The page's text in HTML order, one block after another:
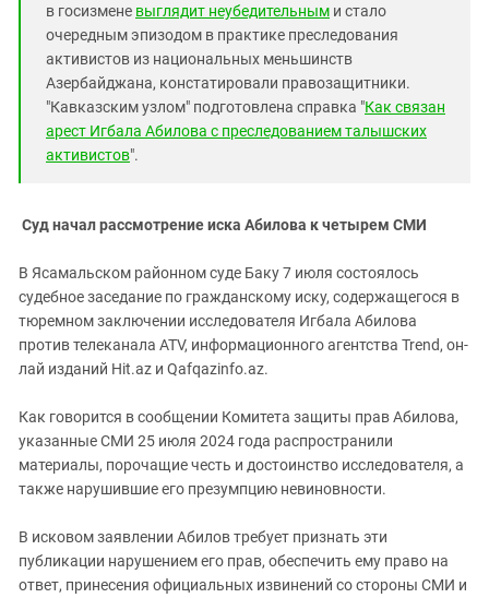
в госизмене выглядит неубедительным и стало
очередным эпизодом в практике преследования
активистов из национальных меньшинств
Азербайджана, констатировали правозащитники.
"Кавказским узлом" подготовлена справка "Как связан
арест Игбала Абилова с преследованием талышских
активистов".
Суд начал рассмотрение иска Абилова к четырем СМИ
В Ясамальском районном суде Баку 7 июля состоялось
судебное заседание по гражданскому иску, содержащегося в
тюремном заключении исследователя Игбала Абилова
против телеканала ATV, информационного агентства Trend, он-
лай изданий Hit.az и Qafqazinfo.az.
Как говорится в сообщении Комитета защиты прав Абилова,
указанные СМИ 25 июля 2024 года распространили
материалы, порочащие честь и достоинство исследователя, а
также нарушившие его презумпцию невиновности.
В исковом заявлении Абилов требует признать эти
публикации нарушением его прав, обеспечить ему право на
ответ, принесения официальных извинений со стороны СМИ и